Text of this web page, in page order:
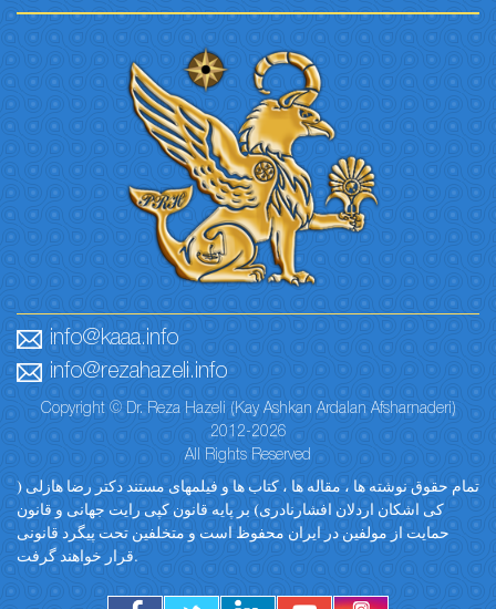
info@kaaa.info
info@rezahazeli.info
Copyright © Dr. Reza Hazeli (Kay Ashkan Ardalan Afsharnaderi)
2012-2026
All Rights Reserved
تمام حقوق نوشته ها ، مقاله ها ، کتاب ها و فیلمهای مستند دکتر رضا هازلی (
کی اشکان اردلان افشارنادری) بر پایه قانون کپی رایت جهانی و قانون
حمایت از مولفین در ایران محفوظ است و متخلفین تحت پیگرد قانونی
قرار خواهند گرفت.